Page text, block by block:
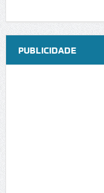
PUBLICIDADE